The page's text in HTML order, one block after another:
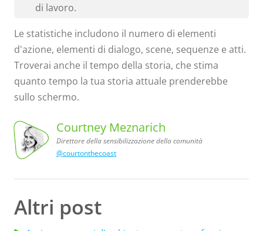
di lavoro.
Le statistiche includono il numero di elementi
d'azione, elementi di dialogo, scene, sequenze e atti.
Troverai anche il tempo della storia, che stima
quanto tempo la tua storia attuale prenderebbe
sullo schermo.
Courtney
Meznarich,
Direttore
della
sensibilizzazione
della
comunità
Courtney Meznarich
Direttore della sensibilizzazione della comunità
@courtonthecoast
Altri post